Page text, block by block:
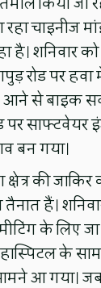
रहा चाइनीज
है।
रोड पर
से बाइक
पर साफ्टवेयर
बन गया।
क्षेत्र की
तैनात हैं।
के लिए
हास्पिटल के
आ गया।